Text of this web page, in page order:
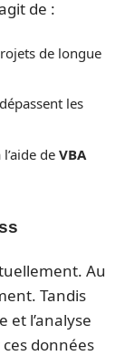
de :
de longue
les
de VBA
Au
Tandis
et l’analyse
données